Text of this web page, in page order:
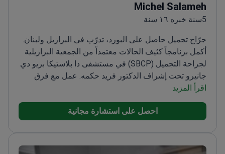
Michel Salameh
5سنة خبره ١٦ سنة
جرّاح تجميل حاصل على البورد، تدرّب في البرازيل ولبنان.
أكمل برنامجاً كثيف الحالات معتمداً من الجمعية البرازيلية
لجراحة التجميل (SBCP) في مستشفى دا بلاستيكا بريو دي
جانيرو تحت إشراف الدكتور فريد حكمه. عمل مع فرق
تابعة لمدرسة إيفو بيتانغي ومع وحدات ما بعد جراحة
السمنة. أجرى أكثر من 3,000 إجراء في مستشفيات ريو
دي جانيرو وساو باولو وبيروت. يركّز على نحت الجسم
الدقة، وتطعيم الدهون البنيوي، وحقن الدهون داخل العضلة
(UGRAFT، URAFT، Ultra HD). خبير في شفط الدهون
اقرأ المزيد
احصل على استشارة مجانية